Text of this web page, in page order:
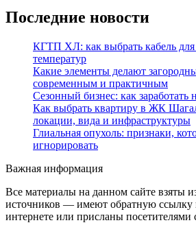
Последние новости
КГТП ХЛ: как выбрать кабель для
температур
Какие элементы делают
современным и практичным
Сезонный бизнес: как заработать
Как выбрать квартиру в ЖК
локации, вида и инфраструктуры
Глиальная опухоль: признаки,
игнорировать
Важная информация
Все материалы на данном сайте взяты
источников — имеют обратную ссылку
интернете или присланы посетителями